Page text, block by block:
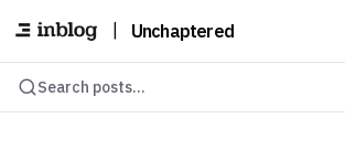
Unchaptered
Search posts...